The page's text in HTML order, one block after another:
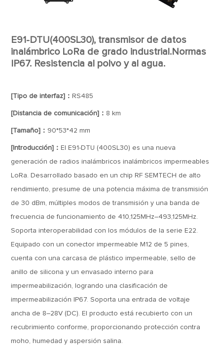
E91-DTU(400SL30), transmisor de datos
inalámbrico LoRa de grado industrial.Normas
IP67. Resistencia al polvo y al agua.
[Tipo de interfaz]： RS485
[Distancia de comunicación]： 8 km
[Tamaño]： 90*53*42 mm
[Introducción]： El E91-DTU (400SL30) es una nueva
generación de radios inalámbricos inalámbricos impermeables
LoRa. Desarrollado basado en un chip RF SEMTECH de alto
rendimiento, presume de una potencia máxima de transmisión
de 30 dBm, múltiples modos de transmisión y una banda de
frecuencia de funcionamiento de 410,125MHz–493,125MHz.
Soporta interoperabilidad con los módulos de la serie E22.
Equipado con un conector impermeable M12 de 5 pines,
cuenta con una carcasa de plástico impermeable, sello de
anillo de silicona y un envasado interno para
impermeabilización, logrando una clasificación de
impermeabilización IP67. Soporta una entrada de voltaje
ancha de 8–28V (DC). El producto está recubierto con un
recubrimiento conforme, proporcionando protección contra
moho, humedad y aspersión salina.